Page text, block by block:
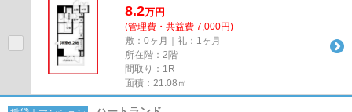
8.2万円
(管理費・共益費 7,000円)
敷：0ヶ月｜礼：1ヶ月
所在階：2階
間取り：1R
面積：21.08㎡